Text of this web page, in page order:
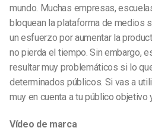
mundo. Muchas empresas,
bloquean la plataforma de medios
un esfuerzo por aumentar la
no pierda el tiempo. Sin embargo,
resultar muy problemáticos si lo
determinados públicos. Si vas a
muy en cuenta a tu público objetivo
Vídeo de marca